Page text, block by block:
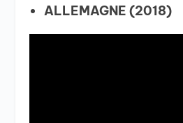
ALLEMAGNE (2018)